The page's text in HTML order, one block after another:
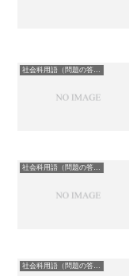
社会科用語（問題の答え）
社会科用語（問題の答え）